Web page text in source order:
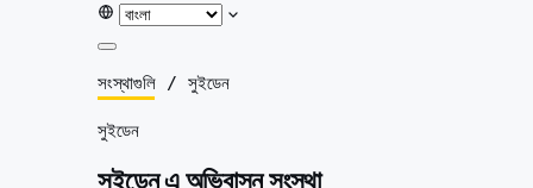
সংক্ষিপ্ত বিবরণ
অঞ্চল
সংস্থাগুলি / সুইডেন
সুইডেন
সুইডেন এ অভিবাসন সংস্থা